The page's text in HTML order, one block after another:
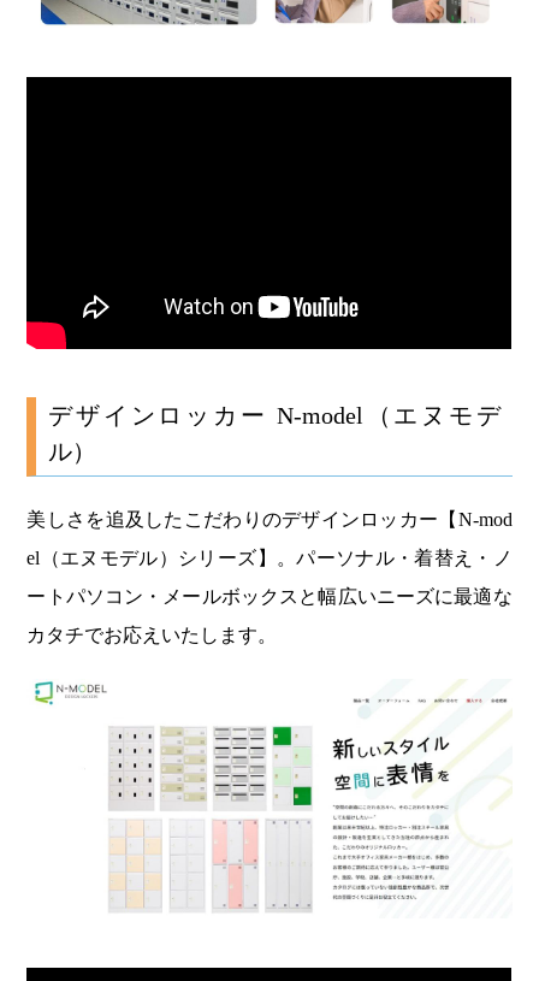
デザインロッカー N-model（エヌモデ
ル）
美しさを追及したこだわりのデザインロッカー【N-mod
el（エヌモデル）シリーズ】。パーソナル・着替え・ノ
ートパソコン・メールボックスと幅広いニーズに最適な
カタチでお応えいたします。